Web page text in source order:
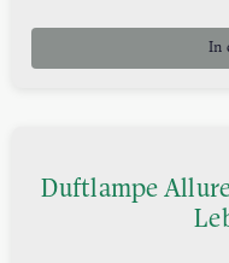
In
Duftlampe